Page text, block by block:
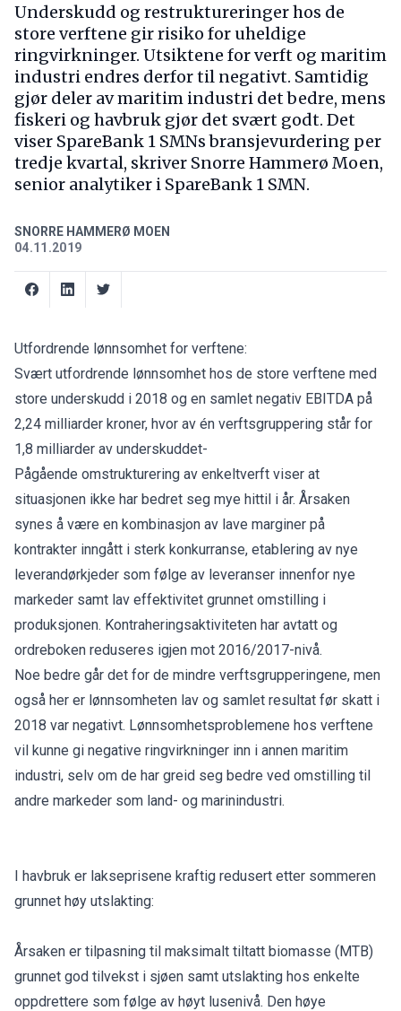
Underskudd og restruktureringer hos de
store verftene gir risiko for uheldige
ringvirkninger. Utsiktene for verft og maritim
industri endres derfor til negativt. Samtidig
gjør deler av maritim industri det bedre, mens
fiskeri og havbruk gjør det svært godt. Det
viser SpareBank 1 SMNs bransjevurdering per
tredje kvartal, skriver Snorre Hammerø Moen,
senior analytiker i SpareBank 1 SMN.
SNORRE HAMMERØ MOEN
04.11.2019
Utfordrende lønnsomhet for verftene:
Svært utfordrende lønnsomhet hos de store verftene med
store underskudd i 2018 og en samlet negativ EBITDA på
2,24 milliarder kroner, hvor av én verftsgruppering står for
1,8 milliarder av underskuddet-
Pågående omstrukturering av enkeltverft viser at
situasjonen ikke har bedret seg mye hittil i år. Årsaken
synes å være en kombinasjon av lave marginer på
kontrakter inngått i sterk konkurranse, etablering av nye
leverandørkjeder som følge av leveranser innenfor nye
markeder samt lav effektivitet grunnet omstilling i
produksjonen. Kontraheringsaktiviteten har avtatt og
ordreboken reduseres igjen mot 2016/2017-nivå.
Noe bedre går det for de mindre verftsgrupperingene, men
også her er lønnsomheten lav og samlet resultat før skatt i
2018 var negativt. Lønnsomhetsproblemene hos verftene
vil kunne gi negative ringvirkninger inn i annen maritim
industri, selv om de har greid seg bedre ved omstilling til
andre markeder som land- og marinindustri.
I havbruk er lakseprisene kraftig redusert etter sommeren
grunnet høy utslakting:
Årsaken er tilpasning til maksimalt tiltatt biomasse (MTB)
grunnet god tilvekst i sjøen samt utslakting hos enkelte
oppdrettere som følge av høyt lusenivå. Den høye